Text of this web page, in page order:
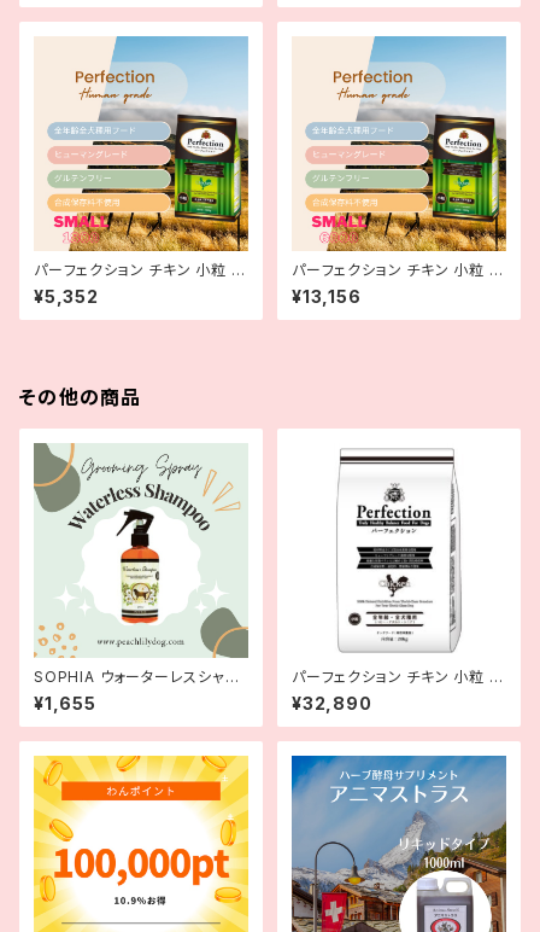
パーフェクション チキン 小粒 1.
8kg
¥5,352
パーフェクション チキン 小粒 6
kg
¥13,156
その他の商品
SOPHIA ウォーターレスシャン
プー Waterless Shampoo 2
50ml 【デオドラント】
¥1,655
パーフェクション チキン 小粒 2
0kg
¥32,890